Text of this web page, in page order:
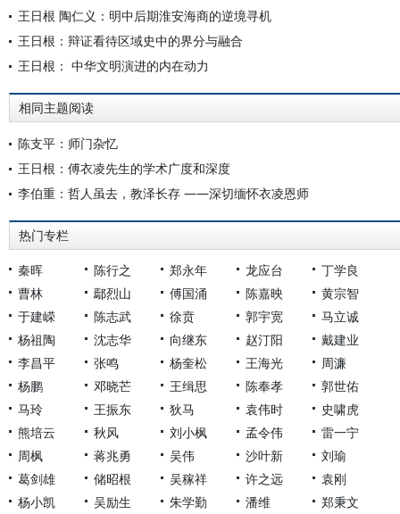
王日根 陶仁义：明中后期淮安海商的逆境寻机
王日根：辩证看待区域史中的界分与融合
王日根： 中华文明演进的内在动力
相同主题阅读
陈支平：师门杂忆
王日根：傅衣凌先生的学术广度和深度
李伯重：哲人虽去，教泽长存 ——深切缅怀衣凌恩师
热门专栏
秦晖 陈行之 郑永年 龙应台
丁学良
曹林
鄢烈山 傅国涌 陈嘉映
黄宗智
于建嵘
陈志武 徐贲 郭宇宽
马立诚
杨祖陶
沈志华 向继东 赵汀阳
戴建业
李昌平
张鸣 杨奎松 王海光
周濂
杨鹏
邓晓芒 王缉思 陈奉孝
郭世佑
马玲
王振东 狄马 袁伟时
史啸虎
熊培云
秋风 刘小枫 孟令伟
雷一宁
周枫
蒋兆勇 吴伟 沙叶新
刘瑜
葛剑雄
储昭根 吴稼祥 许之远
袁刚
杨小凯
吴励生 朱学勤 潘维 郑秉文